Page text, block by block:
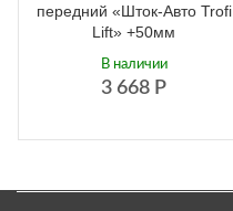
передний «Шток-Авто Trofi
Lift» +50мм
3 668 Р
В наличии